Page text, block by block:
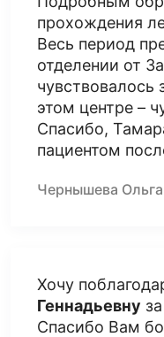
прохождения
Весь период
отделении от
чувствовалось
этом центре –
Спасибо,
пациентом
Чернышева
Хочу
Геннадьевну
Спасибо Вам